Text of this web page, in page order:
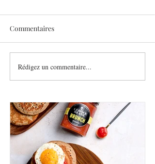
Commentaires
Rédigez un commentaire...